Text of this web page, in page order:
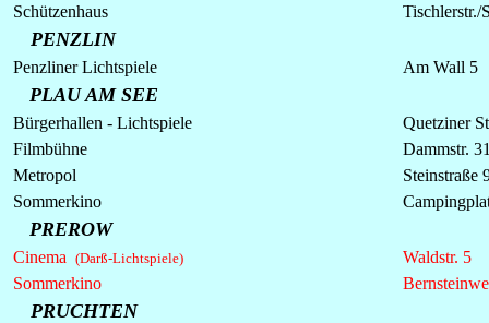
Schützenhaus
Tischlerstr./
PENZLIN
PenzlinerLichtspiele Am Wall 5
PLAU AM SEE
Bürgerhallen - Lichtspiele
Quetziner
Filmbühne
Dammstr.
Metropol
Steinstraße
Sommerkino
PREROW
Cinema (Darß-Lichtspiele)
Waldstr. 5
Sommerkino
PRUCHTEN